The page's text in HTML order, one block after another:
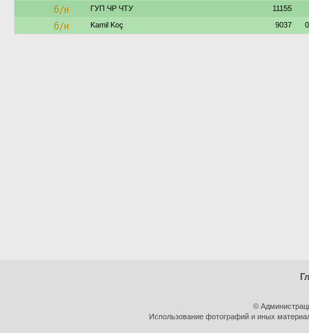
б/н ГУП ЧР ЧТУ 11155
б/н Kamil Koç 9037
©
Использование фотографий и иных